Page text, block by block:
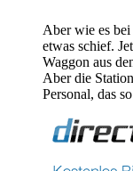
Aber wie es bei
etwas schief.
Waggon aus
Aber die
Personal, das